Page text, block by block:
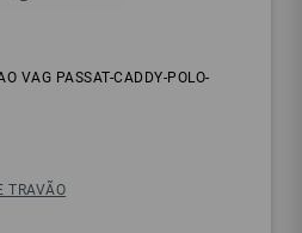
VAG PASSAT-CADDY-POLO-
TRAVÃO